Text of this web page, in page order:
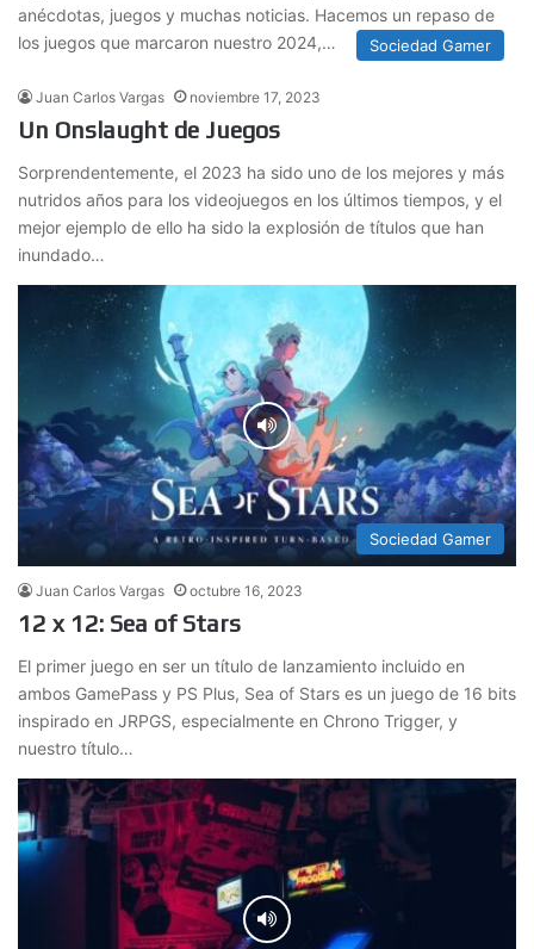
anécdotas, juegos y muchas noticias. Hacemos un repaso de
los juegos que marcaron nuestro 2024,…
Sociedad Gamer
Juan Carlos Vargas noviembre 17, 2023
Un Onslaught de Juegos
Sorprendentemente, el 2023 ha sido uno de los mejores y más
nutridos años para los videojuegos en los últimos tiempos, y el
mejor ejemplo de ello ha sido la explosión de títulos que han
inundado…
Sociedad Gamer
Juan Carlos Vargas octubre 16, 2023
12 x 12: Sea of Stars
El primer juego en ser un título de lanzamiento incluido en
ambos GamePass y PS Plus, Sea of Stars es un juego de 16 bits
inspirado en JRPGS, especialmente en Chrono Trigger, y
nuestro título…